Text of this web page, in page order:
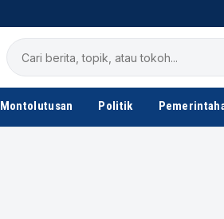
Cari
berita
Montolutusan Politik